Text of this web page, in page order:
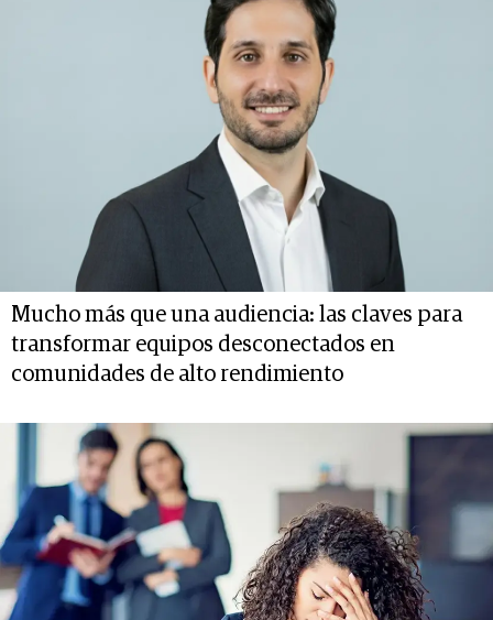
Mucho más que una audiencia: las claves para
transformar equipos desconectados en
comunidades de alto rendimiento